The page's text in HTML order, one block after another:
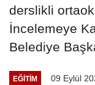
derslikli
İncelemeye
Belediye
EĞITIM 09 Eylül